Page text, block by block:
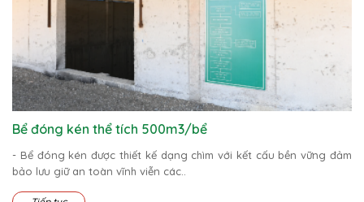
Bể đóng kén thể tích 500m3/bể
- Bể đóng kén được thiết kế dạng chìm với kết cấu bền vững đảm
bảo lưu giữ an toàn vĩnh viễn các..